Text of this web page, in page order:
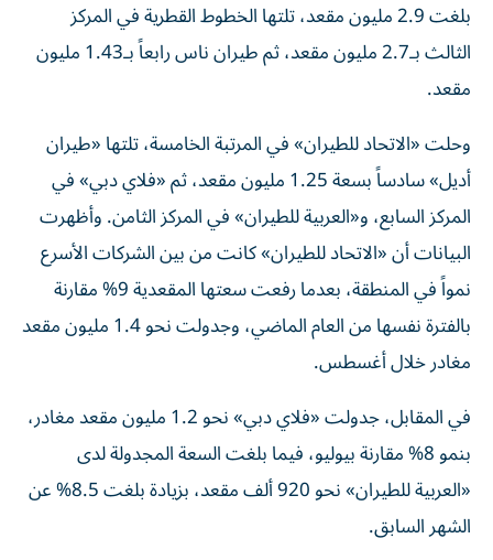
بلغت 2.9 مليون مقعد، تلتها الخطوط القطرية في المركز
الثالث بـ2.7 مليون مقعد، ثم طيران ناس رابعاً بـ1.43 مليون
مقعد.
وحلت «الاتحاد للطيران» في المرتبة الخامسة، تلتها «طيران
أديل» سادساً بسعة 1.25 مليون مقعد، ثم «فلاي دبي» في
المركز السابع، و«العربية للطيران» في المركز الثامن. وأظهرت
البيانات أن «الاتحاد للطيران» كانت من بين الشركات الأسرع
نمواً في المنطقة، بعدما رفعت سعتها المقعدية 9% مقارنة
بالفترة نفسها من العام الماضي، وجدولت نحو 1.4 مليون مقعد
مغادر خلال أغسطس.
في المقابل، جدولت «فلاي دبي» نحو 1.2 مليون مقعد مغادر،
بنمو 8% مقارنة بيوليو، فيما بلغت السعة المجدولة لدى
«العربية للطيران» نحو 920 ألف مقعد، بزيادة بلغت 8.5% عن
الشهر السابق.